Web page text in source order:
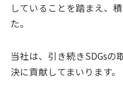
していることを踏まえ、
た。
当社は、引き続きSDGsの
決に貢献してまいります。